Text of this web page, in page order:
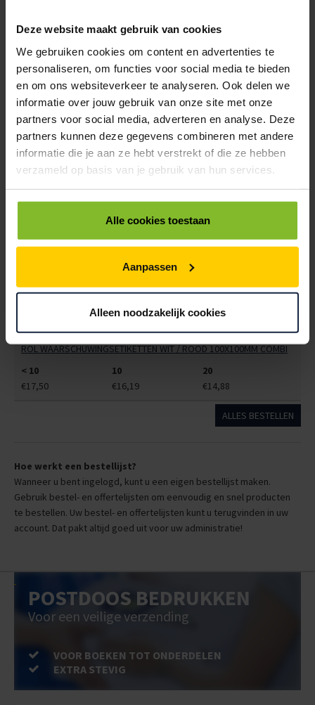
Deze website maakt gebruik van cookies
We gebruiken cookies om content en advertenties te
personaliseren, om functies voor social media te bieden
en om ons websiteverkeer te analyseren. Ook delen we
informatie over jouw gebruik van onze site met onze
partners voor social media, adverteren en analyse. Deze
partners kunnen deze gegevens combineren met andere
informatie die je aan ze hebt verstrekt of die ze hebben
verzameld op basis van je gebruik van hun services.
Alle cookies toestaan
Aanpassen
Alleen noodzakelijk cookies
ROL WAARSCHUWINGSETIKETTEN WIT / ROOD 150X60MM PIJLEN +
< 10
10
20
€17,50
€16,19 €14,88
ROL WAARSCHUWINGSETIKETTEN WIT / ROOD 100-70MM GLAS
€17,50
€16,19 €14,88
ROL WAARSCHUWINGSETIKETTEN WIT / ROOD 110X80MM GLAS + 4
€17,50
€16,19 €14,88
€0,00
ROL WAARSCHUWINGSETIKETTEN WIT / ROOD 100X100MM COMBI
< 10
10
20
€17,50
€16,19 €14,88
ALLES BESTELLEN
Hoe werkt een bestellijst?
Wanneer u bent ingelogd, kunt u een eigen bestellijst maken.
Gebruik bestel- en offertelijsten om eenvoudig en snel producten
te bestellen. Uw bestel- en offertelijsten kunt u terugvinden in uw
account. Dat pakt altijd goed uit voor uw administratie!
POSTDOOS BEDRUKKEN
Voor een veilige verzending
VOOR BOEKEN TOT ONDERDELEN
EXTRA STEVIG